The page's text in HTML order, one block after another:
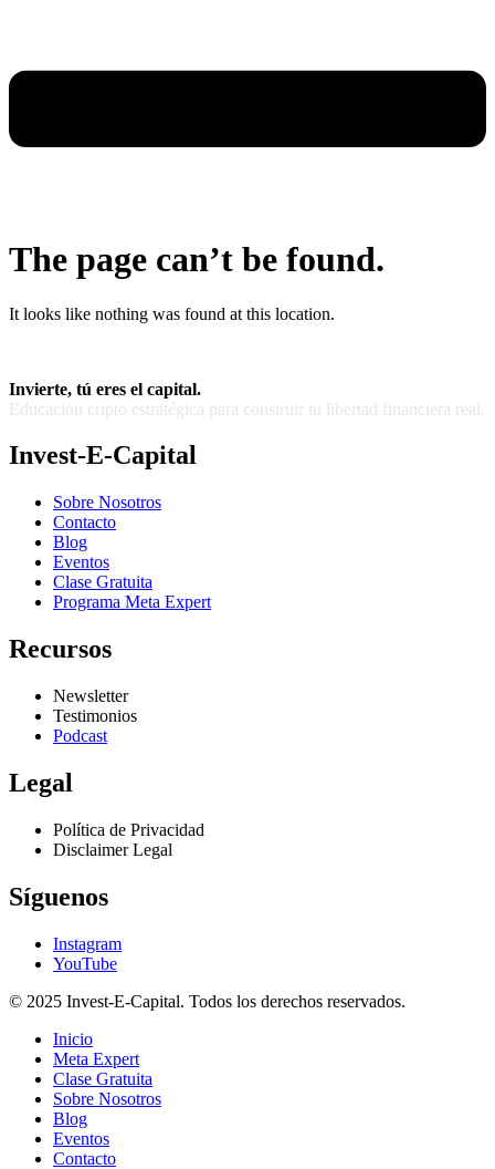
The page can’t be found.
It looks like nothing was found at this location.
Invierte, tú eres el capital.
Educación cripto estratégica para construir tu libertad financiera real.
Invest-E-Capital
Sobre Nosotros
Contacto
Blog
Eventos
Clase Gratuita
Programa Meta Expert
Recursos
Newsletter
Testimonios
Podcast
Legal
Política de Privacidad
Disclaimer Legal
Síguenos
Instagram
YouTube
© 2025 Invest-E-Capital. Todos los derechos reservados.
Inicio
Meta Expert
Clase Gratuita
Sobre Nosotros
Blog
Eventos
Contacto